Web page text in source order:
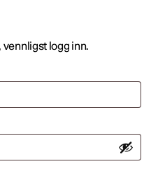
vennligst logg inn.